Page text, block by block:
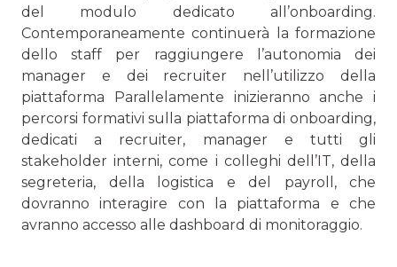
del modulo dedicato all’onboarding.
Contemporaneamente continuerà la formazione
dello staff per raggiungere l’autonomia dei
manager e dei recruiter nell’utilizzo della
piattaforma Parallelamente inizieranno anche i
percorsi formativi sulla piattaforma di onboarding,
dedicati a recruiter, manager e tutti gli
stakeholder interni, come i colleghi dell’IT, della
segreteria, della logistica e del payroll, che
dovranno interagire con la piattaforma e che
avranno accesso alle dashboard di monitoraggio.